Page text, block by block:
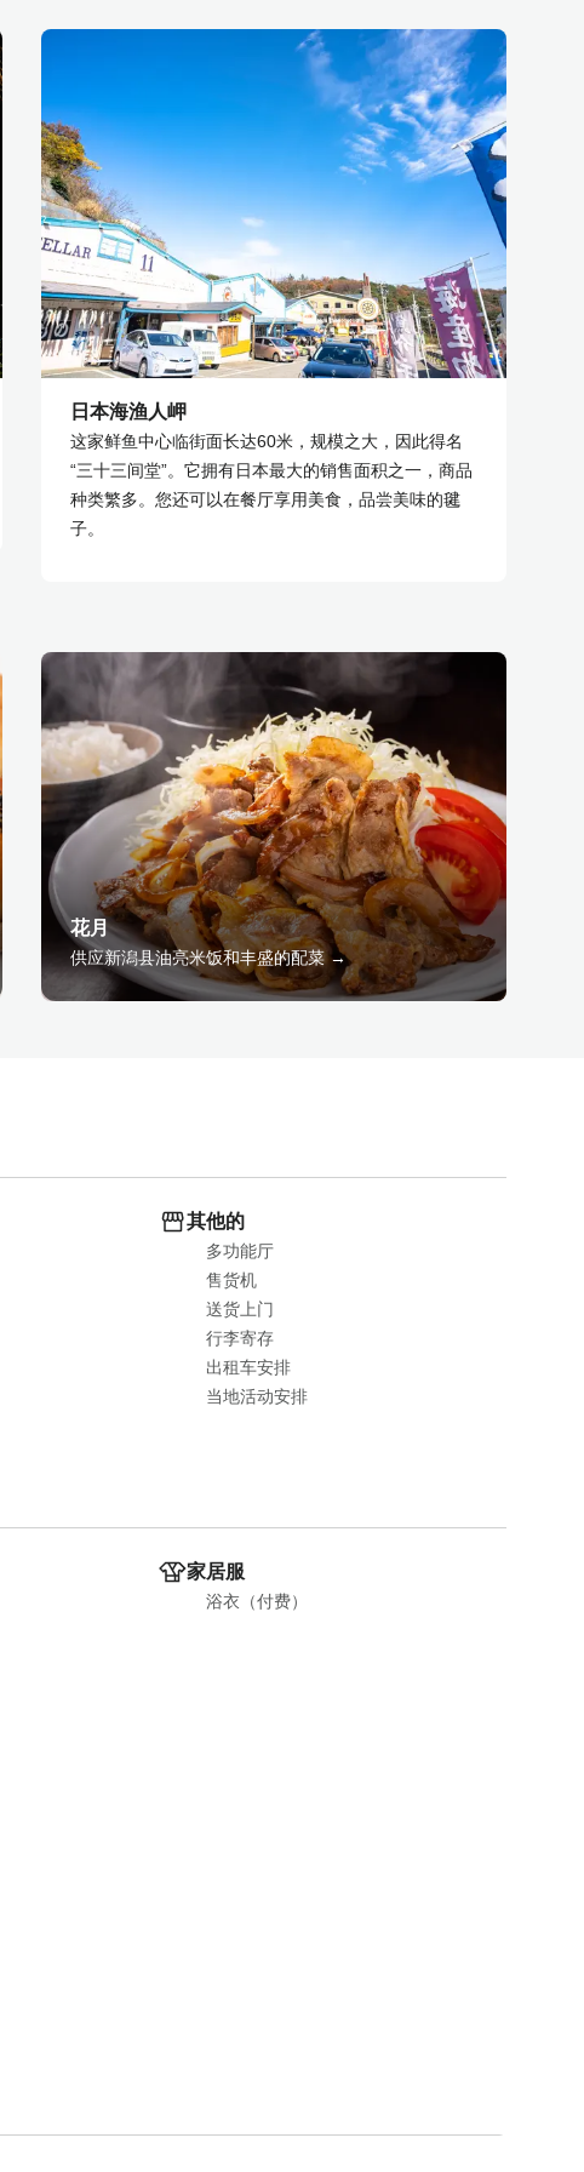
日本海渔人岬
这家鲜鱼中心临街面长达60米，规模之大，因此得名
“三十三间堂”。它拥有日本最大的销售面积之一，商品
种类繁多。您还可以在餐厅享用美食，品尝美味的毽
子。
花月
供应新潟县油亮米饭和丰盛的配菜 →
其他的
多功能厅
售货机
送货上门
行李寄存
出租车安排
当地活动安排
家居服
浴衣（付费）